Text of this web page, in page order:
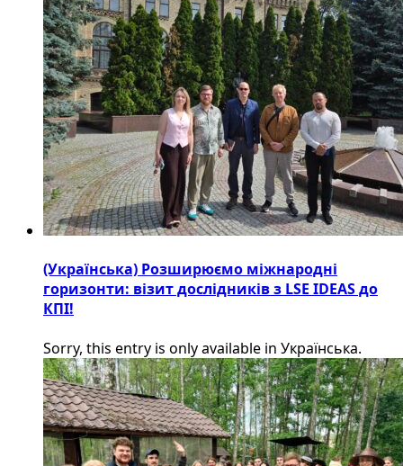
(Українська) Розширюємо міжнародні
горизонти: візит дослідників з LSE IDEAS до
КПІ!
Sorry, this entry is only available in Українська.